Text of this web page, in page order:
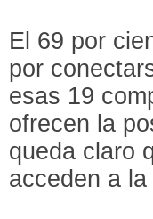
El 69 por
por
esas 19
ofrecen la
queda claro
acceden a